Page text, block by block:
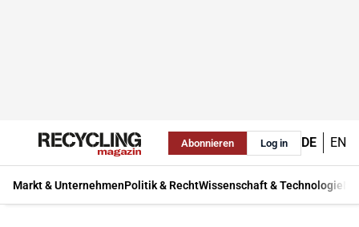
Abonnieren Log in DE EN
Markt & UnternehmenPolitik & RechtWissenschaft & Technologie